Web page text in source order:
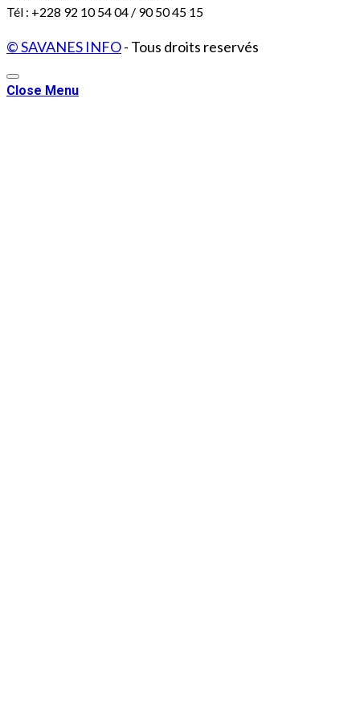
Tél : +228 92 10 54 04 / 90 50 45 15
© SAVANES INFO- Tous droits reservés
Close Menu